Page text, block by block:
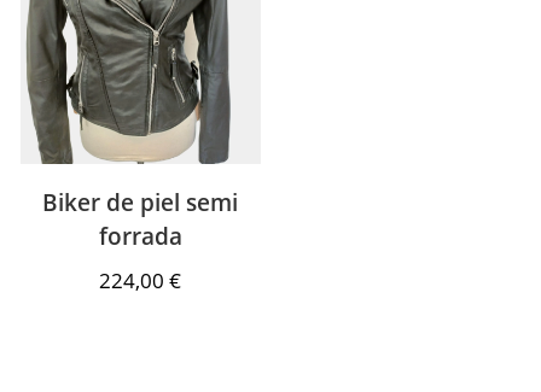
Biker de piel semi
forrada
224,00€